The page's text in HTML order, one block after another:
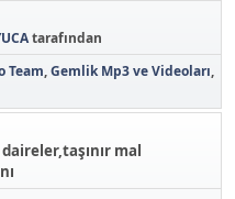
tarafından
Team Gemlik Mp3 ve Videoları
mal